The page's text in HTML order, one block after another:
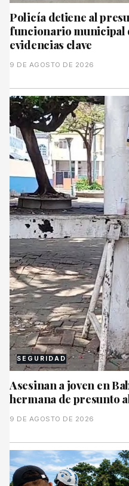
Policía detiene al
funcionario municipal
evidencias clave
9 DE AGOSTO DE 2026
SEGURIDAD
Asesinan a joven en
hermana de presunto
9 DE AGOSTO DE 2026